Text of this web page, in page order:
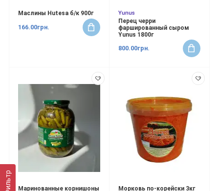
Фильтр
Маслины Hutesa б/к 900г
166.00грн.
Yunus
Перец черри
фаршированный сыром
Yunus 1800г
800.00грн.
Маринованные корнишоны Морковь по-корейски 3кг